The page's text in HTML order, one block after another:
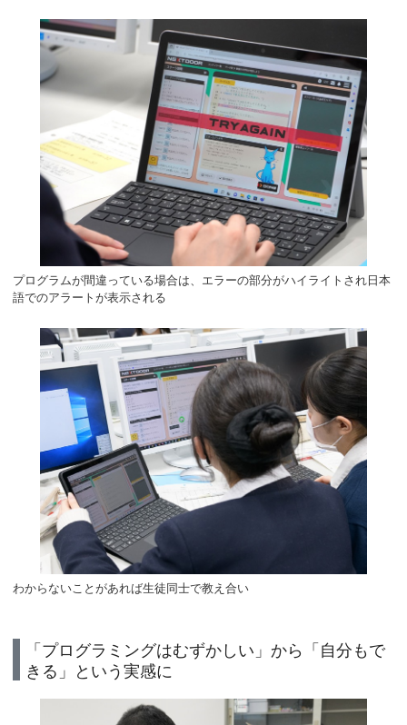
プログラムが間違っている場合は、エラーの部分がハイライトされ日本
語でのアラートが表示される
わからないことがあれば生徒同士で教え合い
「プログラミングはむずかしい」から「自分もで
きる」という実感に